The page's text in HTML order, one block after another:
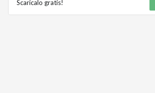
Scaricalo gratis!